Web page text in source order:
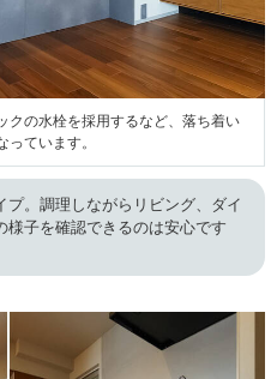
クの水栓を採用するなど、落ち着い
ています。
プ。調理しながらリビング、ダイ
様子を確認できるのは安心です